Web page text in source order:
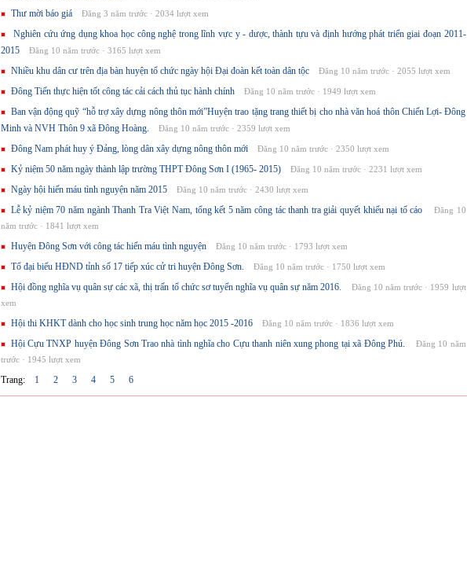
Thư mời báo giá Đăng 3 năm trước · 2034 lượt xem
Nghiên cứu ứng dụng khoa học công nghệ trong lĩnh vực y - dược, thành tựu và định hướng phát triển giai đoạn 2011-
2015
Đăng 10 năm trước · 3165 lượt xem
Nhiều khu dân cư trên địa bàn huyện tổ chức ngày hội Đại đoàn kết toàn dân tộc Đăng 10 năm trước · 2055 lượt xem
Đông Tiến thực hiện tốt công tác cải cách thủ tục hành chính Đăng 10 năm trước · 1949 lượt xem
Ban vận động quỹ “hỗ trợ xây dựng nông thôn mới”Huyện trao tặng trang thiết bị cho nhà văn hoá thôn Chiến Lợi- Đông
Minh và NVH Thôn 9 xã Đông Hoàng.
Đăng 10 năm trước · 2359 lượt xem
Đông Nam phát huy ý Đảng, lòng dân xây dựng nông thôn mới Đăng 10 năm trước · 2350 lượt xem
Kỷ niệm 50 năm ngày thành lập trường THPT Đông Sơn I (1965- 2015) Đăng 10 năm trước · 2231 lượt xem
Ngày hội hiến máu tình nguyện năm 2015 Đăng 10 năm trước · 2430 lượt xem
Lễ kỷ niệm 70 năm ngành Thanh Tra Việt Nam, tổng kết 5 năm công tác thanh tra giải quyết khiếu nại tố cáo
Đăng 10
năm trước · 1841 lượt xem
Huyện Đông Sơn với công tác hiến máu tình nguyện Đăng 10 năm trước · 1793 lượt xem
Tổ đại biểu HĐND tỉnh số 17 tiếp xúc cử tri huyện Đông Sơn. Đăng 10 năm trước · 1750 lượt xem
Hội đồng nghĩa vụ quân sự các xã, thị trấn tổ chức sơ tuyển nghĩa vụ quân sự năm 2016.
Đăng 10 năm trước · 1959 lượt
xem
Hội thi KHKT dành cho học sinh trung học năm học 2015 -2016 Đăng 10 năm trước · 1836 lượt xem
Hội Cựu TNXP huyện Đông Sơn Trao nhà tình nghĩa cho Cựu thanh niên xung phong tại xã Đông Phú.
Đăng 10 năm
trước · 1945 lượt xem
Trang: 1 2 3 4 5 6